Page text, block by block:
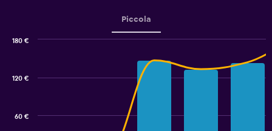
Piccola
60 €
120 €
180 €